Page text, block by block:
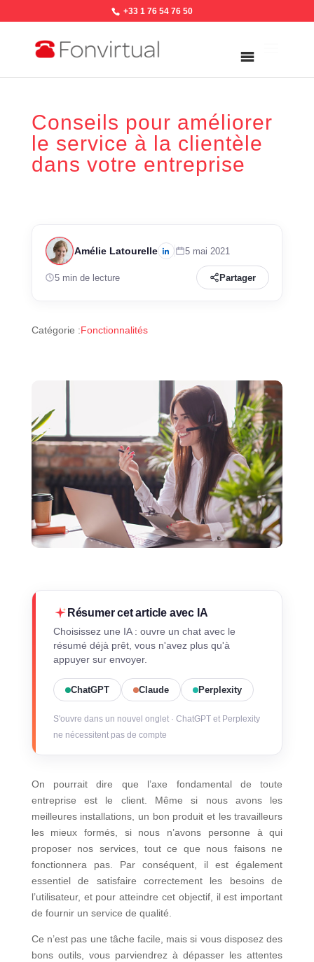
+33 1 76 54 76 50
Conseils pour améliorer
le service à la clientèle
dans votre entreprise
Amélie Latourelle 5 mai 2021
5 min de lecture Partager
Catégorie :Fonctionnalités
Résumer cet article avec IA
Choisissez une IA : ouvre un chat avec le
résumé déjà prêt, vous n'avez plus qu'à
appuyer sur envoyer.
ChatGPT Claude Perplexity
S'ouvre dans un nouvel onglet · ChatGPT et Perplexity
ne nécessitent pas de compte
On pourrait dire que l’axe fondamental de toute
entreprise est le client. Même si nous avons les
meilleures installations, un bon produit et les travailleurs
les mieux formés, si nous n’avons personne à qui
proposer nos services, tout ce que nous faisons ne
fonctionnera pas. Par conséquent, il est également
essentiel de satisfaire correctement les besoins de
l’utilisateur, et pour atteindre cet objectif, il est important
de fournir un service de qualité.
Ce n’est pas une tâche facile, mais si vous disposez des
bons outils, vous parviendrez à dépasser les attentes